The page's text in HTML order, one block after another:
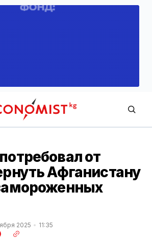
от
Афганистану
2025 11:35